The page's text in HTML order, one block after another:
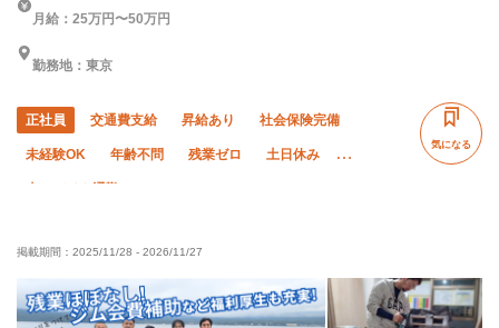
月給：25万円〜50万円
勤務地：東京
正社員 交通費支給 昇給あり 社会保険完備
未経験OK 年齢不問 残業ゼロ 土日休み
車・バイク通勤OK
気になる
掲載期間： 2025/11/28 - 2026/11/27